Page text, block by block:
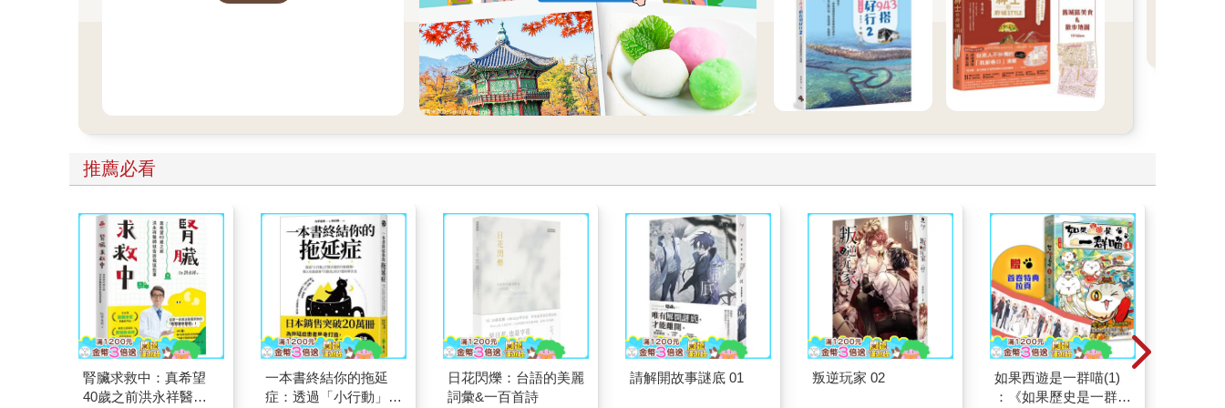
推薦必看
腎臟求救中：真希望
40歲之前洪永祥醫師
一本書終結你的拖延
症：透過「小行動」打
日花閃爍：台語的美麗
詞彙&一百首詩
請解開故事謎底 01 叛逆玩家 02
如果西遊是一群喵(1)
：《如果歷史是一群